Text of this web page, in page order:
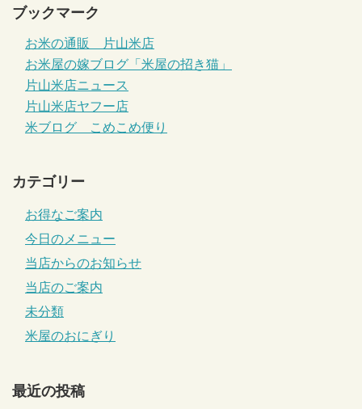
ブックマーク
お米の通販 片山米店
お米屋の嫁ブログ「米屋の招き猫」
片山米店ニュース
片山米店ヤフー店
米ブログ こめこめ便り
カテゴリー
お得なご案内
今日のメニュー
当店からのお知らせ
当店のご案内
未分類
米屋のおにぎり
最近の投稿